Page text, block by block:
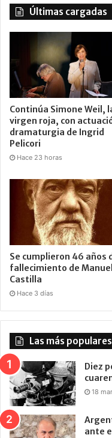
Últimas cargadas
Continúa Simone Weil,
virgen roja, con
dramaturgia de Ingrid
Pelicori
Hace 23 horas
Se cumplieron 46 años
fallecimiento de Manuel
Castilla
Hace 3 días
Las más populares
Diez
18
ante